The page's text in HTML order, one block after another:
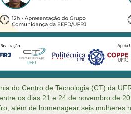
do Centro de Tecnologia (CT) da
os dias 21 e 24 de novembro de
além de homenagear seis mulheres